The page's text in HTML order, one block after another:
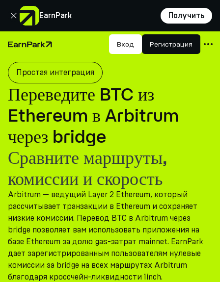
EarnPark Получить
Закрыть
Главная страница Вход Регистрация
Продукты
Рынки
Калькуляторы
Токен PARK
Ресурсы
Компания
Простая интеграция
Переведите BTC из
Ethereum в Arbitrum
через bridge
Сравните маршруты,
комиссии и скорость
Arbitrum — ведущий Layer 2 Ethereum, который
рассчитывает транзакции в Ethereum и сохраняет
низкие комиссии. Перевод BTC в Arbitrum через
bridge позволяет вам использовать приложения на
базе Ethereum за долю gas-затрат mainnet. EarnPark
дает зарегистрированным пользователям нулевые
комиссии за bridge на всех маршрутах Arbitrum
благодаря кроссчейн-ликвидности 1inch.